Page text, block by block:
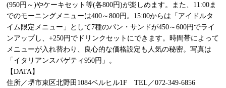
(950円～)やケーキセット等(各800円)が楽しめます。また、11:00ま
でのモーニングメニューは400～800円。15:00からは「アイドルタ
イム限定メニュー」として7種のパン・サンドが450～600円でライ
ンアップし、+250円でドリンクセットにできます。時間帯によって
メニューが入れ替わり、良心的な価格設定も人気の秘密。写真は
「イタリアンスパゲティ950円」。
【DATA】
住所／堺市東区北野田1084ベルヒル1F TEL／072-349-6856